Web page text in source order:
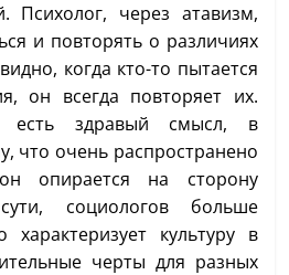
Психолог, через атавизм,
и повторять о различиях
когда кто-то пытается
он всегда повторяет их.
есть здравый смысл, в
что очень распространено
опирается на сторону
социологов больше
характеризует культуру в
черты для разных